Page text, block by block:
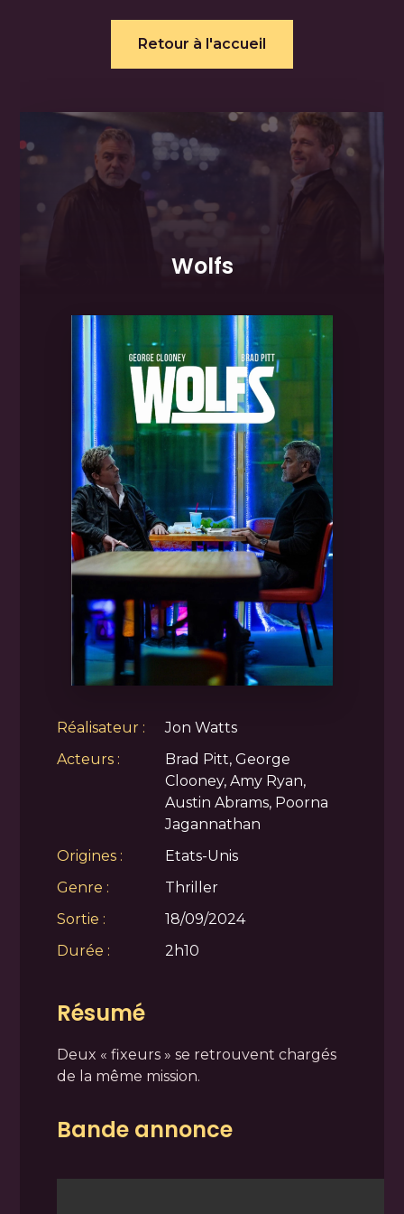
Retour à l'accueil
Wolfs
Réalisateur :
Jon Watts
Acteurs :
Brad Pitt, George
Clooney, Amy Ryan,
Austin Abrams, Poorna
Jagannathan
Origines :
Etats-Unis
Genre :
Thriller
Sortie :
18/09/2024
Durée :
2h10
Résumé
Deux « fixeurs » se retrouvent chargés
de la même mission.
Bande annonce